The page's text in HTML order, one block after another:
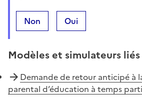
Non Oui
Modèles et simulateurs liés
Demande de retour anticipé à
parental d’éducation à temps